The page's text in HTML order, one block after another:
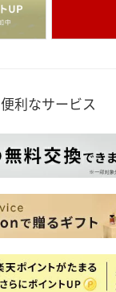
便利なサービス